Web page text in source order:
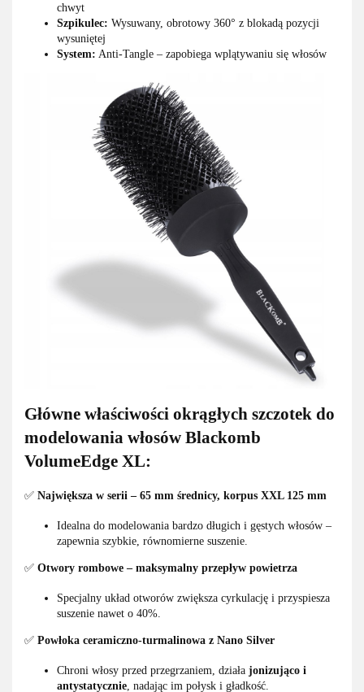
chwyt
Szpikulec: Wysuwany, obrotowy 360° z blokadą pozycji
wysuniętej
System: Anti-Tangle – zapobiega wplątywaniu się włosów
Główne właściwości okrągłych szczotek do
modelowania włosów Blackomb
VolumeEdge XL:
✅ Największa w serii – 65 mm średnicy, korpus XXL 125 mm
Idealna do modelowania bardzo długich i gęstych włosów –
zapewnia szybkie, równomierne suszenie.
✅ Otwory rombowe – maksymalny przepływ powietrza
Specjalny układ otworów zwiększa cyrkulację i przyspiesza
suszenie nawet o 40%.
✅ Powłoka ceramiczno-turmalinowa z Nano Silver
Chroni włosy przed przegrzaniem, działa jonizująco i
antystatycznie , nadając im połysk i gładkość.